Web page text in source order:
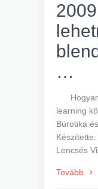
…
Hogyan
learning
Bürotika
Lencsés
Tovább